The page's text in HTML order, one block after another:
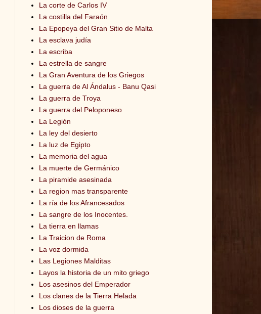
La corte de Carlos IV
La costilla del Faraón
La Epopeya del Gran Sitio de Malta
La esclava judía
La escriba
La estrella de sangre
La Gran Aventura de los Griegos
La guerra de Al Ándalus - Banu Qasi
La guerra de Troya
La guerra del Peloponeso
La Legión
La ley del desierto
La luz de Egipto
La memoria del agua
La muerte de Germánico
La piramide asesinada
La region mas transparente
La ría de los Afrancesados
La sangre de los Inocentes.
La tierra en llamas
La Traicion de Roma
La voz dormida
Las Legiones Malditas
Layos la historia de un mito griego
Los asesinos del Emperador
Los clanes de la Tierra Helada
Los dioses de la guerra